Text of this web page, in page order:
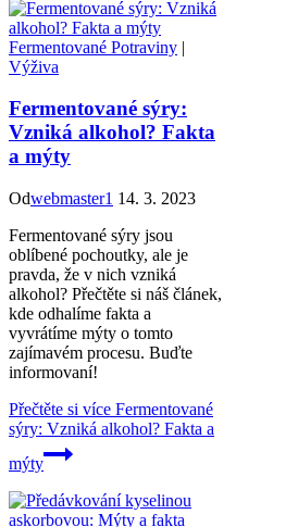
Fermentované Potraviny |
Výživa
Fermentované sýry:
Vzniká alkohol? Fakta
a mýty
Odwebmaster1 14. 3. 2023
Fermentované sýry jsou
oblíbené pochoutky, ale je
pravda, že v nich vzniká
alkohol? Přečtěte si náš článek,
kde odhalíme fakta a
vyvrátíme mýty o tomto
zajímavém procesu. Buďte
informovaní!
Přečtěte si více Fermentované
sýry: Vzniká alkohol? Fakta a
mýty